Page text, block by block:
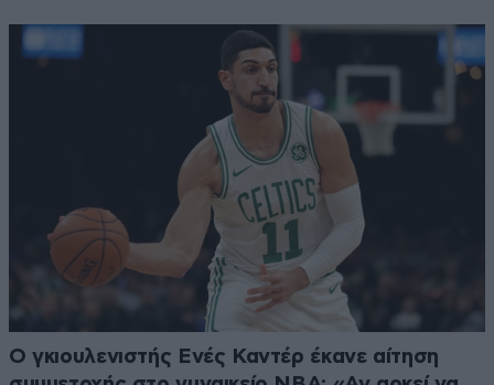
Ο γκιουλενιστής Ενές Καντέρ έκανε αίτηση